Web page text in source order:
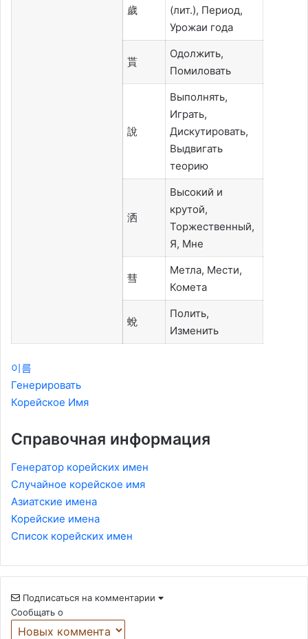
歲
(лит.), Период,
Урожаи года
貰
Одолжить,
Помиловать
說
Выполнять,
Играть,
Дискутировать,
Выдвигать
теорию
洒
Высокий и
крутой,
Торжественный,
Я, Мне
彗
Метла, Мести,
Комета
蛻
Полить,
Изменить
이름
Генерировать
Корейское Имя
Справочная информация
Генератор корейских имен
Случайное корейское имя
Азиатские имена
Корейские имена
Список корейских имен
Подписаться на комментарии
Сообщать о